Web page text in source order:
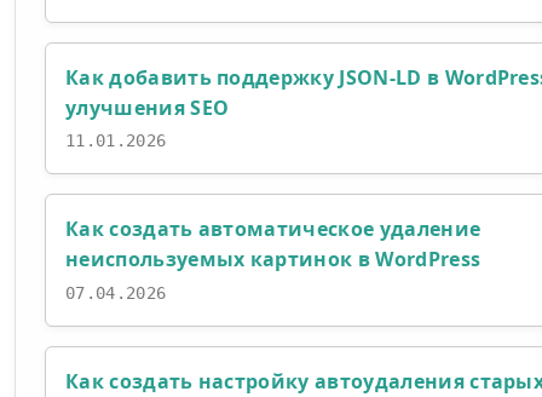
Как добавить поддержку JSON-LD в
улучшения SEO
11.01.2026
Как создать автоматическое удаление
неиспользуемых картинок в WordPress
07.04.2026
Как создать настройку автоудаления